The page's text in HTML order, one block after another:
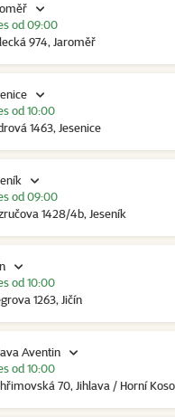
974, Jaroměř
od 09:00
1463, Jesenice
od 10:00
1428/4b, Jeseník
od 09:00
1263, Jičín
od 10:00
Aventin
70, Jihlava / Horní
od 10:00